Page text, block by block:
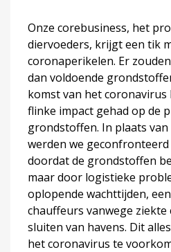
Onze corebusiness, het
diervoeders, krijgt een tik
coronaperikelen. Er
dan voldoende
komst van het coronavirus
flinke impact gehad op de
grondstoffen. In plaats
werden we
doordat de grondstoffen
maar door logistieke
oplopende wachttijden,
chauffeurs vanwege
sluiten van havens. Dit
het coronavirus te